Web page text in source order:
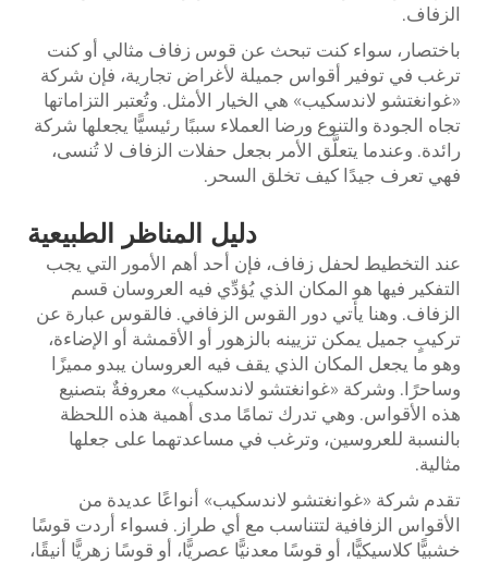
الزفاف.
باختصار، سواء كنت تبحث عن قوس زفاف مثالي أو كنت
ترغب في توفير أقواس جميلة لأغراض تجارية، فإن شركة
«غوانغتشو لاندسكيب» هي الخيار الأمثل. وتُعتبر التزاماتها
تجاه الجودة والتنوع ورضا العملاء سببًا رئيسيًّا يجعلها شركة
رائدة. وعندما يتعلَّق الأمر بجعل حفلات الزفاف لا تُنسى،
فهي تعرف جيدًا كيف تخلق السحر.
دليل المناظر الطبيعية
عند التخطيط لحفل زفاف، فإن أحد أهم الأمور التي يجب
التفكير فيها هو المكان الذي يُؤدِّي فيه العروسان قسم
الزفاف. وهنا يأتي دور القوس الزفافي. فالقوس عبارة عن
تركيبٍ جميل يمكن تزيينه بالزهور أو الأقمشة أو الإضاءة،
وهو ما يجعل المكان الذي يقف فيه العروسان يبدو مميزًا
وساحرًا. وشركة «غوانغتشو لاندسكيب» معروفةٌ بتصنيع
هذه الأقواس. وهي تدرك تمامًا مدى أهمية هذه اللحظة
بالنسبة للعروسين، وترغب في مساعدتهما على جعلها
مثالية.
تقدم شركة «غوانغتشو لاندسكيب» أنواعًا عديدة من
الأقواس الزفافية لتتناسب مع أي طراز. فسواء أردت قوسًا
خشبيًّا كلاسيكيًّا، أو قوسًا معدنيًّا عصريًّا، أو قوسًا زهريًّا أنيقًا،